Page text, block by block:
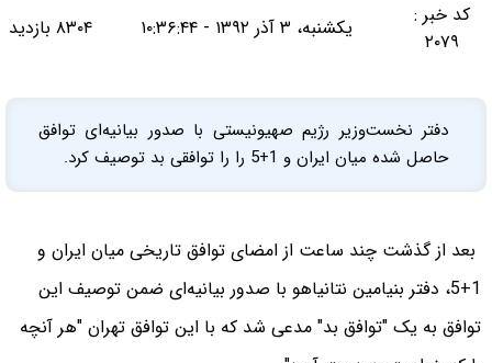
کد خبر :
۲۰۷۹
یکشنبه، ۳ آذر ۱۳۹۲ - ۱۰:۳۶:۴۴ ۸۳۰۴ بازدید
دفتر نخست‌وزیر رژیم صهیونیستی با صدور بیانیه‌ای توافق
حاصل شده میان ایران و 1+5 را را توافقی بد توصیف کرد.
بعد از گذشت چند ساعت از امضای توافق تاریخی میان ایران و
1+5، دفتر بنیامین نتانیاهو با صدور بیانیه‌ای ضمن توصیف این
توافق به یک "توافق بد" مدعی شد که با این توافق تهران "هر آنچه